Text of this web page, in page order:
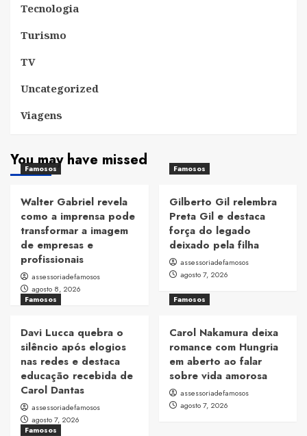
Tecnologia
Turismo
TV
Uncategorized
Viagens
You may have missed
Famosos
Walter Gabriel revela
como a imprensa pode
transformar a imagem
de empresas e
profissionais
assessoriadefamosos
agosto 8, 2026
Famosos
Gilberto Gil relembra
Preta Gil e destaca
força do legado
deixado pela filha
assessoriadefamosos
agosto 7, 2026
Famosos
Davi Lucca quebra o
silêncio após elogios
nas redes e destaca
educação recebida de
Carol Dantas
assessoriadefamosos
agosto 7, 2026
Famosos
Carol Nakamura deixa
romance com Hungria
em aberto ao falar
sobre vida amorosa
assessoriadefamosos
agosto 7, 2026
Famosos